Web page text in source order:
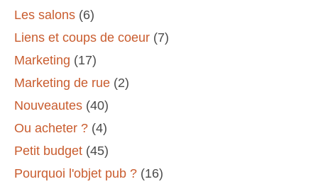
Les salons (6)
Liens et coups de coeur (7)
Marketing (17)
Marketing de rue (2)
Nouveautes (40)
Ou acheter ? (4)
Petit budget (45)
Pourquoi l'objet pub ? (16)